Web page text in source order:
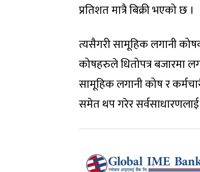
प्रतिशत मात्रै बिक्री भएको छ ।
त्यसैगरी सामूहिक लगानी
कोषहरुले धितोपत्र बजारमा
सामूहिक लगानी कोष र
समेत थप गरेर